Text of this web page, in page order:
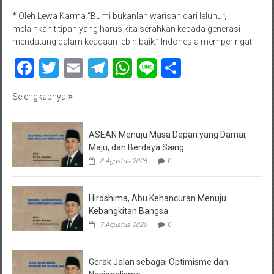
* Oleh Lewa Karma “Bumi bukanlah warisan dari leluhur,
melainkan titipan yang harus kita serahkan kepada generasi
mendatang dalam keadaan lebih baik.” Indonesia memperingati
Facebook
Twitter
EmailTelegram
WhatsApp
LineShare
Selengkapnya
ASEAN Menuju Masa Depan yang Damai,
Maju, dan Berdaya Saing
8 Agustus 2026 0
Hiroshima, Abu Kehancuran Menuju
Kebangkitan Bangsa
7 Agustus 2026 0
Gerak Jalan sebagai Optimisme dan